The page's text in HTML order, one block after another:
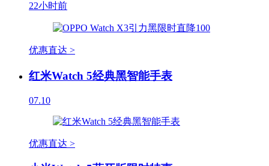
22小时前
优惠直达 >
红米Watch 5经典黑智能手表
07.10
优惠直达 >